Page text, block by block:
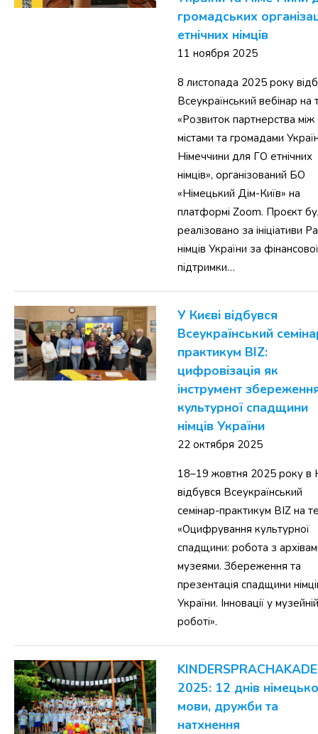
громадських
етнічних німців
11 ноября 2025
8 листопада 2025 року
Всеукраїнський вебінар на
«Розвиток партнерства між
містами та громадами
Німеччини для ГО етнічних
німців», організований БО
«Німецький Дім-Київ» на
платформі Zoom. Проєкт
реалізовано за ініціативи
німців України за фінансової
підтримки…
У Києві відбувся
Всеукраїнський
практикум BIZ:
цифровізація як
інструмент
культурної спадщини
німців України
22 октября 2025
18–19 жовтня 2025 року в
відбувся Всеукраїнський
семінар-практикум BIZ на
«Оцифрування культурної
спадщини: робота з
музеями. Збереження та
презентація спадщини
України. Інновації у музейній
роботі».
2025: 12 днів
мови, дружби та
натхнення